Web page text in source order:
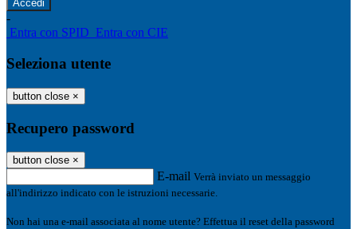
-
Entra con SPID Entra con CIE
Seleziona utente
button close ×
Recupero password
button close ×
E-mail Verrà inviato un messaggio
all'indirizzo indicato con le istruzioni necessarie.
Non hai una e-mail associata al nome utente? Effettua il reset della password